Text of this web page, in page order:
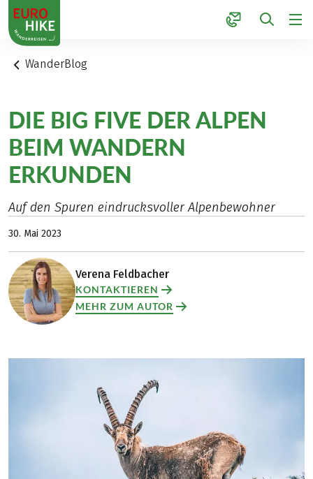
1
WanderBlog
DIE BIG FIVE DER ALPEN
BEIM WANDERN
ERKUNDEN
Auf den Spuren eindrucksvoller Alpenbewohner
30. Mai 2023
Verena Feldbacher
KONTAKTIEREN
MEHR ZUM AUTOR